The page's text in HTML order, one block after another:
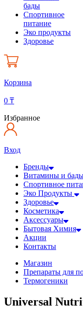
бады
Спортивное
питание
Эко продукты
Здоровье
Корзина
0 ₸
Избранное
Вход
Бренды
Витамины и
Спортивное
Эко Продукты
Здоровье
Косметика
Аксессуары
Бытовая Химия
Акции
Контакты
Магазин
Препараты для
Термогеники
Universal